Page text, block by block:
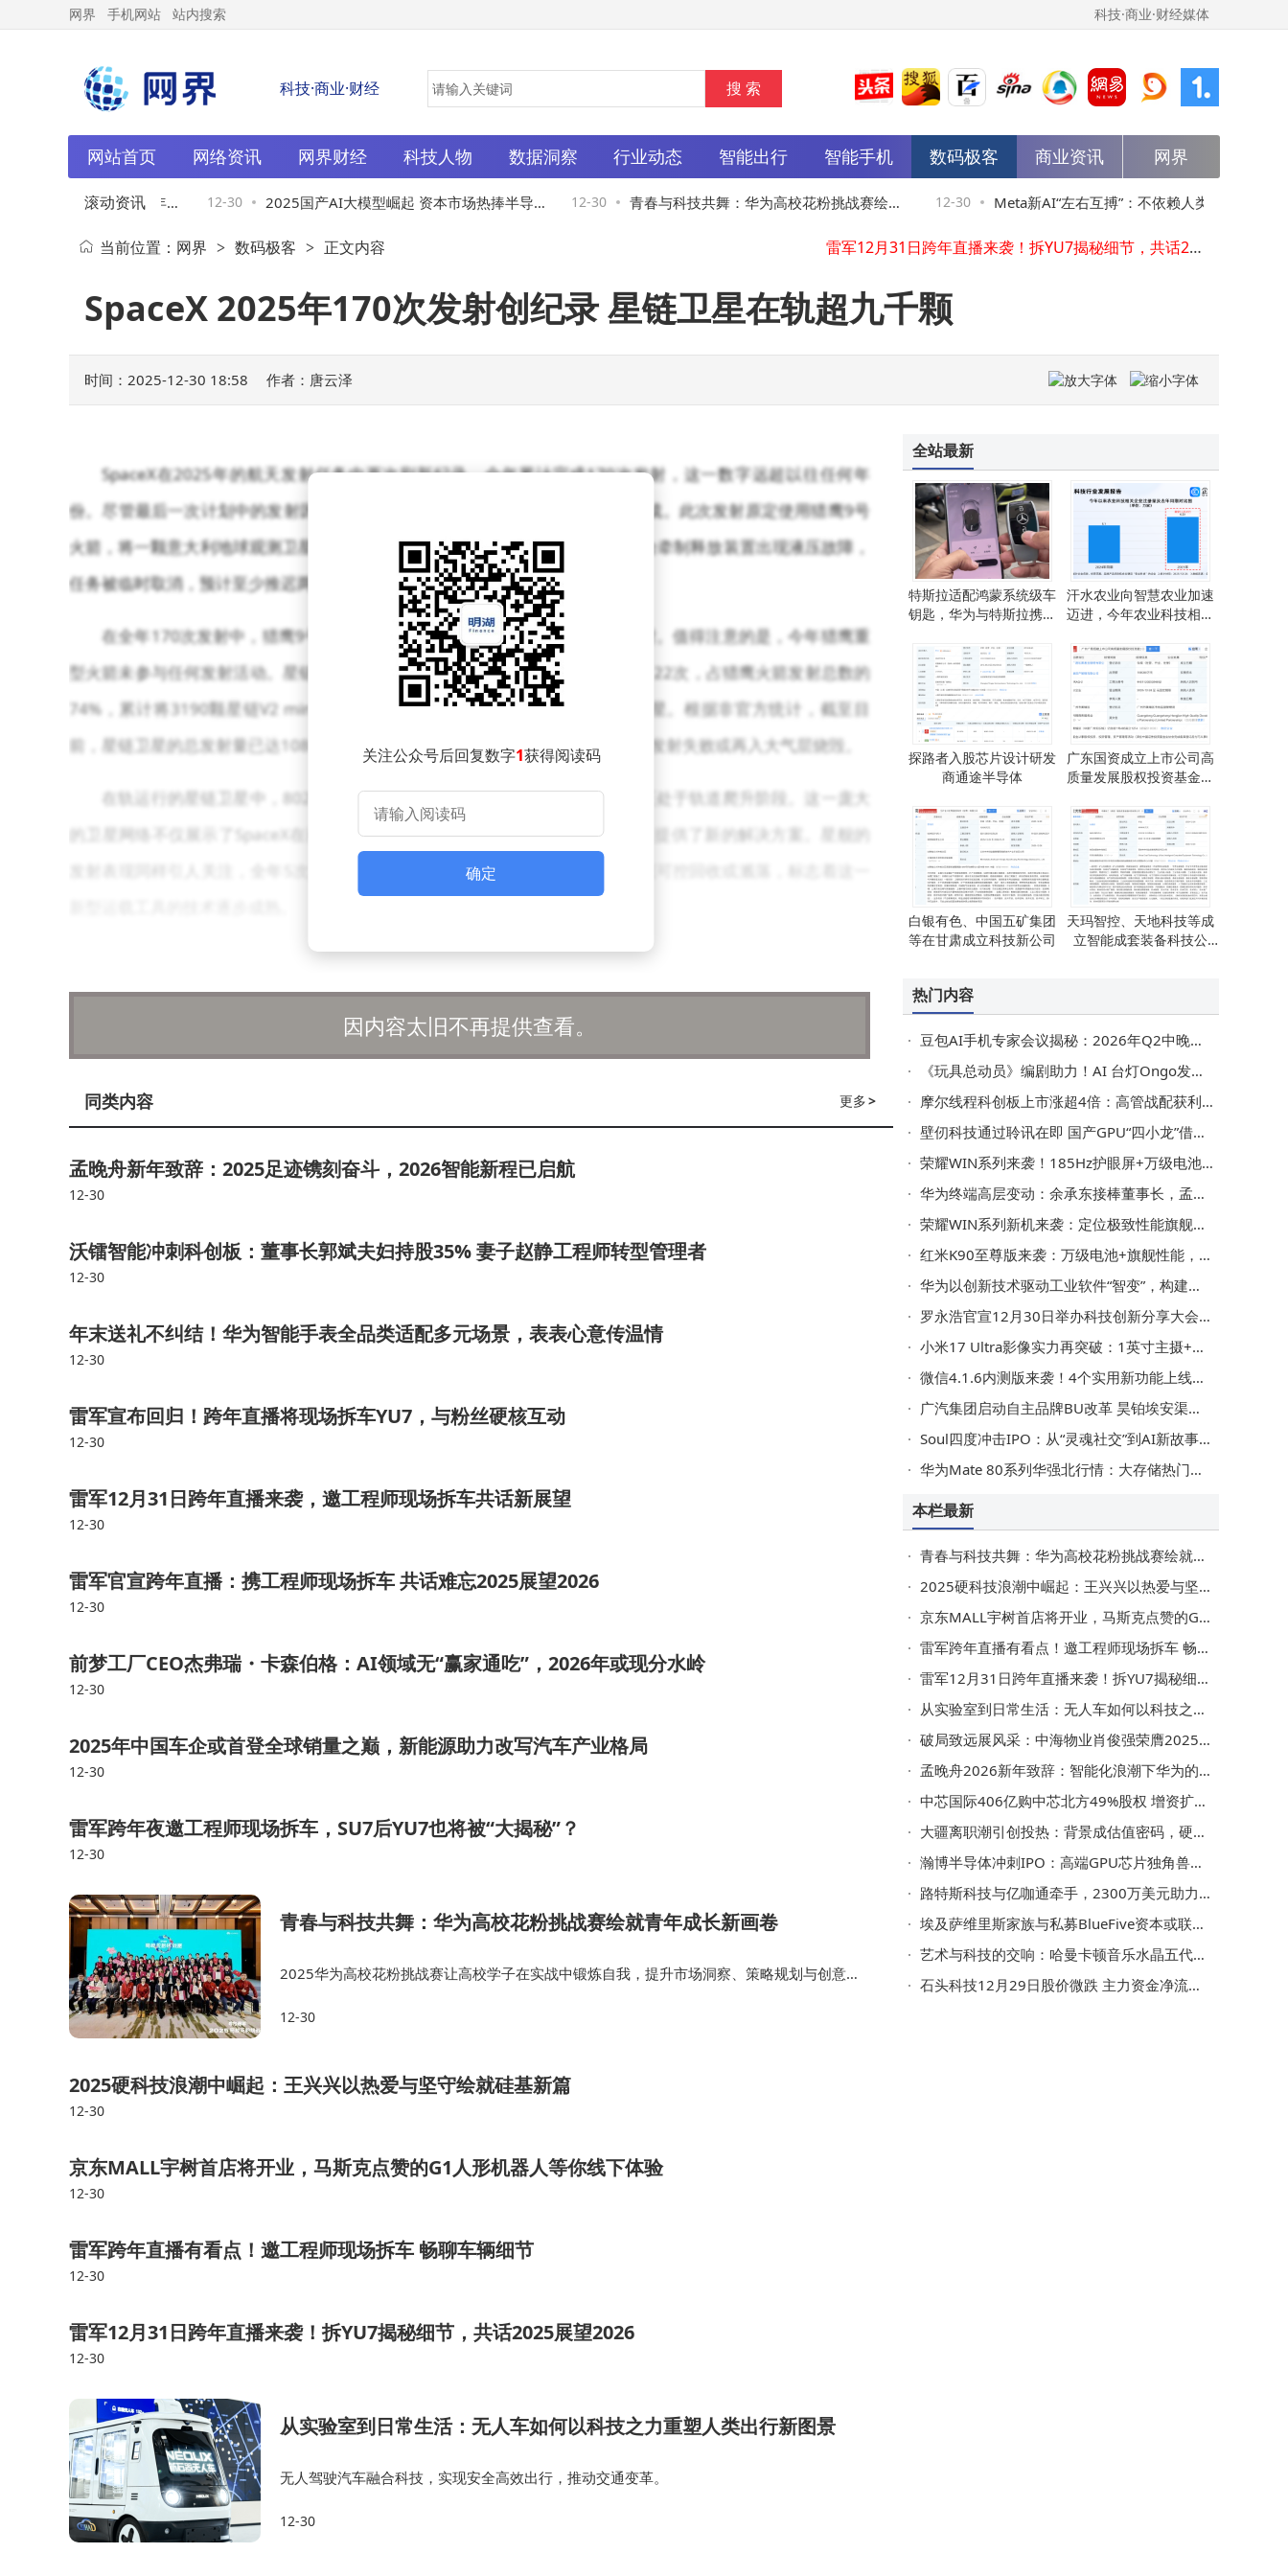
网界 手机网站 站内搜索 科技·商业·财经媒体
科技·商业·财经
网站首页 网络资讯 网界财经 科技人物 数据洞察 行业动态 智能出行 智能手机 数码极客 商业资讯 网界
滚动资讯
台：Manus团队十年逐 12-30 2025国产AI大模型崛起 资本市场热捧半导体
产业新机遇
12-30 青春与科技共舞：华为高校花粉挑战赛绘就 12-30 Meta新AI“左右互搏”：不依赖人类数据，代
码自我进化时代或将来临
大疆离职潮引创投热：背景成估值密码，硬科技圈现新溢价梯队
2025硬科技浪潮中崛起：王兴兴以热爱与坚守绘就硅基新篇
京东MALL宇树首店将开业，马斯克点赞的G1人形机器人等你线下体验
雷军12月31日跨年直播来袭！拆YU7揭秘细节，共话2025展望2026
青春与科技共舞：华为高校花粉挑战赛绘就青年成长新画卷
当前位置： 网界 > 数码极客 > 正文内容
SpaceX 2025年170次发射创纪录 星链卫星在轨超九千颗
时间：2025-12-30 18:58 作者：唐云泽
SpaceX在2025年的航天发射任务中再次刷新纪录，全年累计完成170次发射，这一数字远超以往任何年
份。尽管最后一次计划中的发射因技术问题被迫推迟，但并未影响整体成绩的达成。此次发射原定使用猎鹰9号
火箭，将一颗意大利地球观测卫星送入近地轨道，并实现助推器回收，但因发射台牵制释放装置出现液压故障，
任务被临时取消，预计至少推迟两周执行。
在全年170次发射中，猎鹰9号火箭承担了165次任务，星舰则完成了5次发射。值得注意的是，今年猎鹰重
型火箭未参与任何发射活动。星链卫星的部署成为发射任务的核心，全年共发射122次，占猎鹰火箭发射总数的
74%，累计将3190颗星链V2 mini卫星送入轨道，平均每次发射携带26.15颗卫星。根据非官方统计，截至目
前，星链卫星的总发射量已达10801颗，其中9413颗仍在轨运行，超过1400颗因发射失败或再入大气层烧毁。
在轨运行的星链卫星中，8026颗已进入预定轨道并稳定运行，另有1387颗正处于轨道爬升阶段。这一庞大
的卫星网络不仅展示了SpaceX在商业航天领域的领先地位，也为全球互联网覆盖提供了新的解决方案。星舰的
发射表现同样引人关注，全年5次发射中，前三次均遭遇失败，但后两次成功实现可控回收或溅落，标志着这一
SpaceX的发射频率和成功率持续攀升，不仅推动了航天技术的进步，也为全球航天产业树立了新的标杆。
随着星链卫星网络的不断完善和星舰技术的逐步突破，未来SpaceX在商业航天领域的布局将更加广泛，其影响
力也将进一步扩大。尽管面临技术挑战和发射推迟等不确定性，但SpaceX依然以惊人的速度推进着航天探索的
关注公众号后回复数字1获得阅读码
确定
因内容太旧不再提供查看。
更多>
同类内容
孟晚舟新年致辞：2025足迹镌刻奋斗，2026智能新程已启航
12-30
沃镭智能冲刺科创板：董事长郭斌夫妇持股35% 妻子赵静工程师转型管理者
12-30
年末送礼不纠结！华为智能手表全品类适配多元场景，表表心意传温情
12-30
雷军宣布回归！跨年直播将现场拆车YU7，与粉丝硬核互动
12-30
雷军12月31日跨年直播来袭，邀工程师现场拆车共话新展望
12-30
雷军官宣跨年直播：携工程师现场拆车 共话难忘2025展望2026
12-30
前梦工厂CEO杰弗瑞・卡森伯格：AI领域无“赢家通吃”，2026年或现分水岭
12-30
2025年中国车企或首登全球销量之巅，新能源助力改写汽车产业格局
12-30
雷军跨年夜邀工程师现场拆车，SU7后YU7也将被“大揭秘”？
12-30
青春与科技共舞：华为高校花粉挑战赛绘就青年成长新画卷
2025华为高校花粉挑战赛让高校学子在实战中锻炼自我，提升市场洞察、策略规划与创意表
赛”，高校花粉俱乐部始终以青年发展…
12-30
2025硬科技浪潮中崛起：王兴兴以热爱与坚守绘就硅基新篇
12-30
京东MALL宇树首店将开业，马斯克点赞的G1人形机器人等你线下体验
12-30
雷军跨年直播有看点！邀工程师现场拆车 畅聊车辆细节
12-30
雷军12月31日跨年直播来袭！拆YU7揭秘细节，共话2025展望2026
12-30
从实验室到日常生活：无人车如何以科技之力重塑人类出行新图景
无人驾驶汽车融合科技，实现安全高效出行，推动交通变革。
12-30
全站最新
特斯拉适配鸿蒙系统级车
钥匙，华为与特斯拉携手
汗水农业向智慧农业加速
迈进，今年农业科技相关
探路者入股芯片设计研发
商通途半导体
广东国资成立上市公司高
质量发展股权投资基金，
白银有色、中国五矿集团
等在甘肃成立科技新公司
天玛智控、天地科技等成
立智能成套装备科技公
热门内容
豆包AI手机专家会议揭秘：2026年Q2中晚期量产机型将亮相
《玩具总动员》编剧助力！AI 台灯Ongo发布 能情感交互还护隐私
摩尔线程科创板上市涨超4倍：高管战配获利丰，中信证券等保荐机构赚大钱
壁仞科技通过聆讯在即 国产GPU“四小龙”借力资本加速崛起
荣耀WIN系列来袭！185Hz护眼屏+万级电池+骁龙双芯成性能猛兽
华为终端高层变动：余承东接棒董事长，孟晚舟徐直军等卸任董事
荣耀WIN系列新机来袭：定位极致性能旗舰，京东预约通道已开启
红米K90至尊版来袭：万级电池+旗舰性能，2599元起或成性价比新标杆
华为以创新技术驱动工业软件“智变”，构建新一代智能工业生态体系
罗永浩官宣12月30日举办科技创新分享大会 聚焦创新产品与初创团队
小米17 Ultra影像实力再突破：1英寸主摄+骁龙8E5春节前震撼登场
微信4.1.6内测版来袭！4个实用新功能上线，快看看都有啥
广汽集团启动自主品牌BU改革 昊铂埃安渠道融合打造差异化互补格局
Soul四度冲击IPO：从“灵魂社交”到AI新故事，匿名机制下的风险与挑战并存
华为Mate 80系列华强北行情：大存储热门配色溢价高 基础版价更亲民
本栏最新
青春与科技共舞：华为高校花粉挑战赛绘就青年成长新画卷
2025硬科技浪潮中崛起：王兴兴以热爱与坚守绘就硅基新篇
京东MALL宇树首店将开业，马斯克点赞的G1人形机器人等你线下体验
雷军跨年直播有看点！邀工程师现场拆车 畅聊车辆细节
雷军12月31日跨年直播来袭！拆YU7揭秘细节，共话2025展望2026
从实验室到日常生活：无人车如何以科技之力重塑人类出行新图景
破局致远展风采：中海物业肖俊强荣膺2025物业年度CEO殊荣
孟晚舟2026新年致辞：智能化浪潮下华为的坚守与新征程
中芯国际406亿购中芯北方49%股权 增资扩股助力长远发展
大疆离职潮引创投热：背景成估值密码，硬科技圈现新溢价梯队
瀚博半导体冲刺IPO：高端GPU芯片独角兽，中信证券保驾护航
路特斯科技与亿咖通牵手，2300万美元助力莲花跑车智驾体验升级
埃及萨维里斯家族与私募BlueFive资本或联手 洽购保时捷所持布加迪相关股份
艺术与科技的交响：哈曼卡顿音乐水晶五代流光版音箱的声光美学之旅
石头科技12月29日股价微跌 主力资金净流入超两千万 近五日资金流向如何？